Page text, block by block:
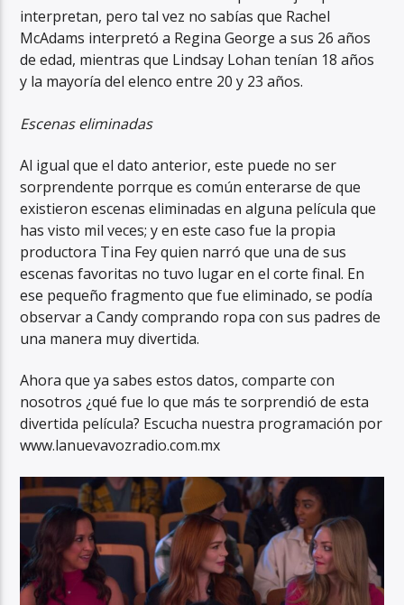
interpretan, pero tal vez no sabías que Rachel
McAdams interpretó a Regina George a sus 26 años
de edad, mientras que Lindsay Lohan tenían 18 años
y la mayoría del elenco entre 20 y 23 años.
Escenas eliminadas
Al igual que el dato anterior, este puede no ser
sorprendente porrque es común enterarse de que
existieron escenas eliminadas en alguna película que
has visto mil veces; y en este caso fue la propia
productora Tina Fey quien narró que una de sus
escenas favoritas no tuvo lugar en el corte final. En
ese pequeño fragmento que fue eliminado, se podía
observar a Candy comprando ropa con sus padres de
una manera muy divertida.
Ahora que ya sabes estos datos, comparte con
nosotros ¿qué fue lo que más te sorprendió de esta
divertida película? Escucha nuestra programación por
www.lanuevavozradio.com.mx